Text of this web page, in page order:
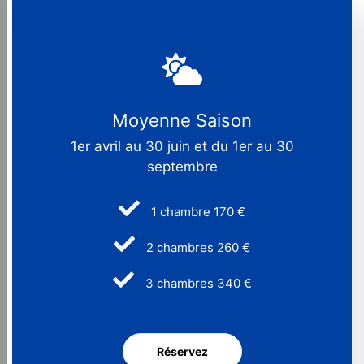
Moyenne Saison
1er avril au 30 juin et du 1er au 30
septembre
1 chambre 170 €
2 chambres 260 €
3 chambres 340 €
Réservez